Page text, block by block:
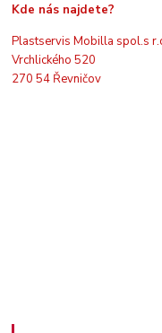
Kde nás najdete?
Plastservis Mobilla spol.s
Vrchlického 520
270 54 Řevničov